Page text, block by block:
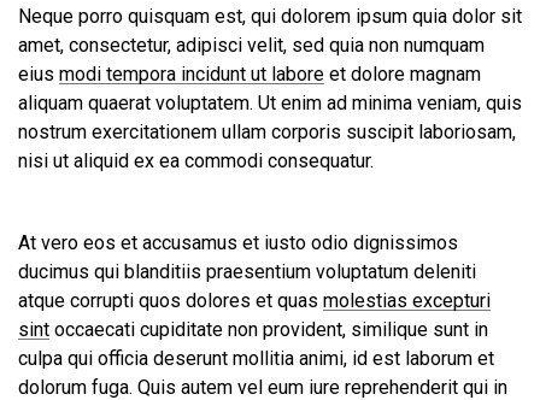
Neque porro quisquam est, qui dolorem ipsum quia dolor sit
amet, consectetur, adipisci velit, sed quia non numquam
eius modi tempora incidunt ut labore et dolore magnam
aliquam quaerat voluptatem. Ut enim ad minima veniam, quis
nostrum exercitationem ullam corporis suscipit laboriosam,
nisi ut aliquid ex ea commodi consequatur.
At vero eos et accusamus et iusto odio dignissimos
ducimus qui blanditiis praesentium voluptatum deleniti
atque corrupti quos dolores et quas molestias excepturi
sint occaecati cupiditate non provident, similique sunt in
culpa qui officia deserunt mollitia animi, id est laborum et
dolorum fuga. Quis autem vel eum iure reprehenderit qui in